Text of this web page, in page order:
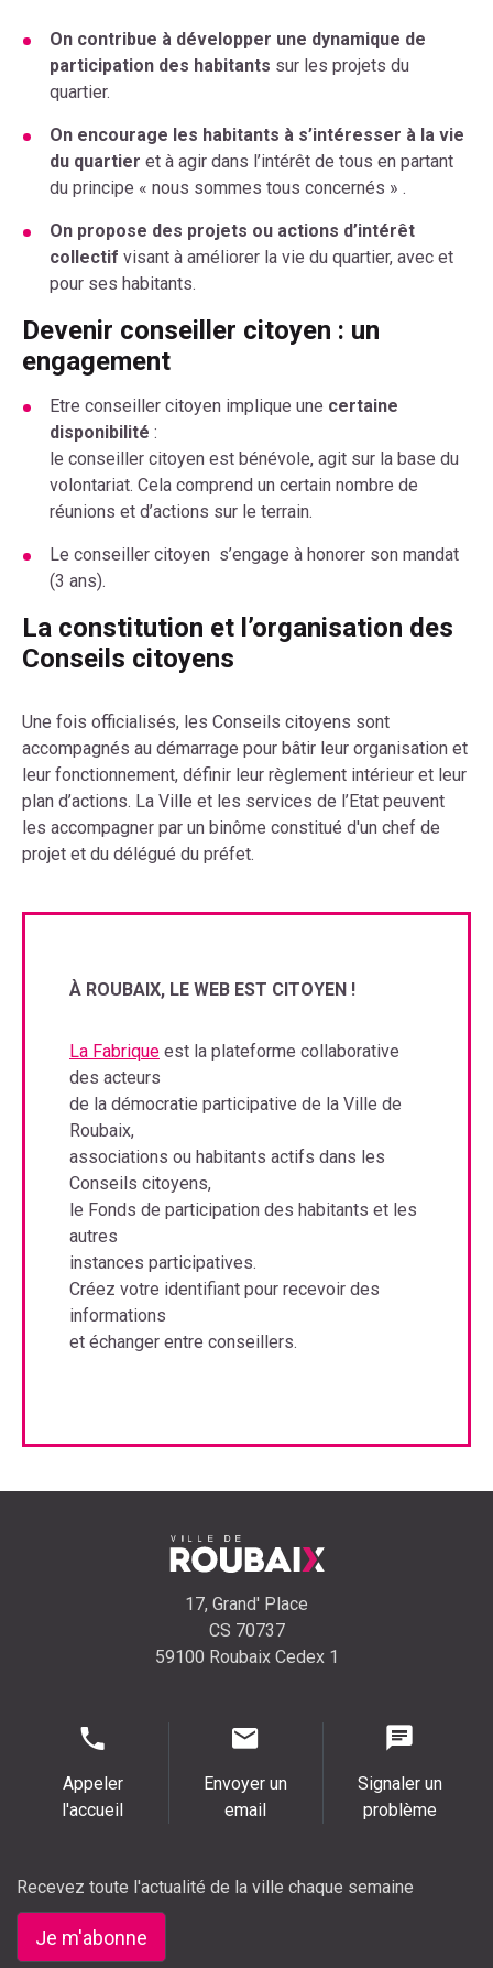
On contribue à développer une dynamique de
participation des habitants sur les projets du
quartier.
On encourage les habitants à s’intéresser à la vie
du quartier et à agir dans l’intérêt de tous en partant
du principe « nous sommes tous concernés » .
On propose des projets ou actions d’intérêt
collectif visant à améliorer la vie du quartier, avec et
pour ses habitants.
Devenir conseiller citoyen : un
engagement
Etre conseiller citoyen implique une certaine
disponibilité :
le conseiller citoyen est bénévole, agit sur la base du
volontariat. Cela comprend un certain nombre de
réunions et d’actions sur le terrain.
Le conseiller citoyen s’engage à honorer son mandat
(3 ans).
La constitution et l’organisation des
Conseils citoyens
Une fois officialisés, les Conseils citoyens sont
accompagnés au démarrage pour bâtir leur organisation et
leur fonctionnement, définir leur règlement intérieur et leur
plan d’actions. La Ville et les services de l’Etat peuvent
les accompagner par un binôme constitué d'un chef de
projet et du délégué du préfet.
À ROUBAIX, LE WEB EST CITOYEN !
La Fabrique est la plateforme collaborative
des acteurs
de la démocratie participative de la Ville de
Roubaix,
associations ou habitants actifs dans les
Conseils citoyens,
le Fonds de participation des habitants et les
autres
instances participatives.
Créez votre identifiant pour recevoir des
informations
et échanger entre conseillers.
17, Grand' Place
CS 70737
59100 Roubaix Cedex 1
Appeler
l'accueil
Envoyer un
email
Signaler un
problème
Recevez toute l'actualité de la ville chaque semaine
Je m'abonne